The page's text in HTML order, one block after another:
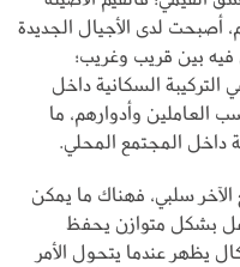
أصبحت لدى الأجيال الجديدة
فيه بين قريب وغريب؛
السكانية داخل
العاملين وأدوارهم، ما
داخل المجتمع المحلي.
سلبي، فهناك ما يمكن
بشكل متوازن يحفظ
يظهر عندما يتحول الأمر